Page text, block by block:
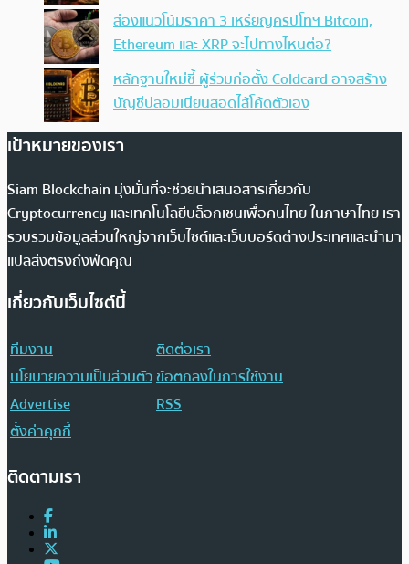
ส่องแนวโน้มราคา 3 เหรียญคริปโทฯ Bitcoin,
Ethereum และ XRP จะไปทางไหนต่อ?
หลักฐานใหม่ชี้ ผู้ร่วมก่อตั้ง Coldcard อาจสร้าง
บัญชีปลอมเนียนสอดไส้โค้ดตัวเอง
เป้าหมายของเรา
Siam Blockchain มุ่งมั่นที่จะช่วยนำเสนอสารเกี่ยวกับ
Cryptocurrency และเทคโนโลยีบล็อกเชนเพื่อคนไทย ในภาษาไทย เรา
รวบรวมข้อมูลส่วนใหญ่จากเว็บไซต์และเว็บบอร์ดต่างประเทศและนำมา
แปลส่งตรงถึงฟีดคุณ
เกี่ยวกับเว็บไซต์นี้
ทีมงาน
ติดต่อเรา
นโยบายความเป็นส่วนตัวข้อตกลงในการใช้งาน
Advertise
RSS
ตั้งค่าคุกกี้
ติดตามเรา